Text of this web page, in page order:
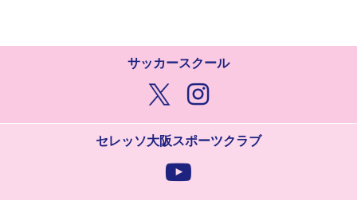
サッカースクール
セレッソ大阪スポーツクラブ